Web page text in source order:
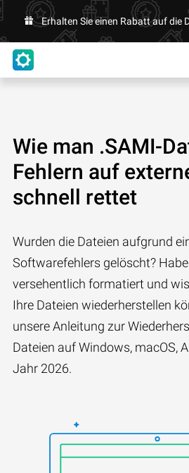
Erhalten Sie einen Rabatt auf die
Wie man .SAMI-
Fehlern auf
schnell rettet
Wurden die Dateien aufgrund
Softwarefehlers gelöscht?
versehentlich formatiert und
Ihre Dateien wiederherstellen
unsere Anleitung zur
Dateien auf Windows, macOS,
Jahr 2026.